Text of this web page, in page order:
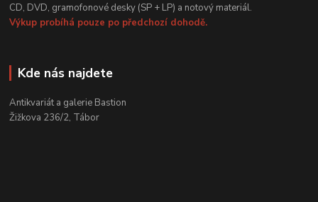
CD, DVD, gramofonové desky (SP + LP) a notový materiál.
Výkup probíhá pouze po předchozí dohodě.
Kde nás najdete
Antikvariát a galerie Bastion
Žižkova 236/2, Tábor